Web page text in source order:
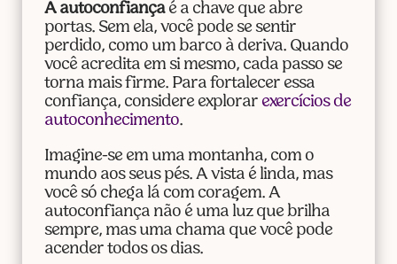
A autoconfiançaé a chave que abre
portas. Sem ela, você pode se sentir
perdido, como um barco à deriva. Quando
você acredita em si mesmo, cada passo se
torna mais firme. Para fortalecer essa
confiança, considere explorar exercícios de
autoconhecimento.
Imagine-se em uma montanha, com o
mundo aos seus pés. A vista é linda, mas
você só chega lá com coragem. A
autoconfiança não é uma luz que brilha
sempre, mas uma chama que você pode
acender todos os dias.